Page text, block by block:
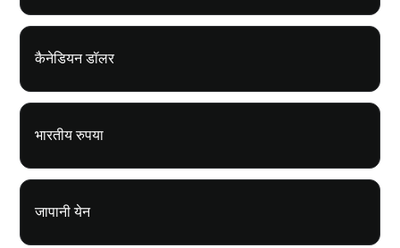
कैनेडियन डॉलर
भारतीय रुपया
जापानी येन